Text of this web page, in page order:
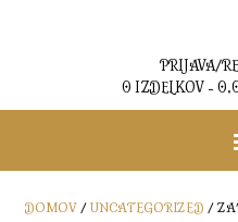
PRIJAVA/
0 IZDELKOV -
DOMOV / UNCATEGORIZED /